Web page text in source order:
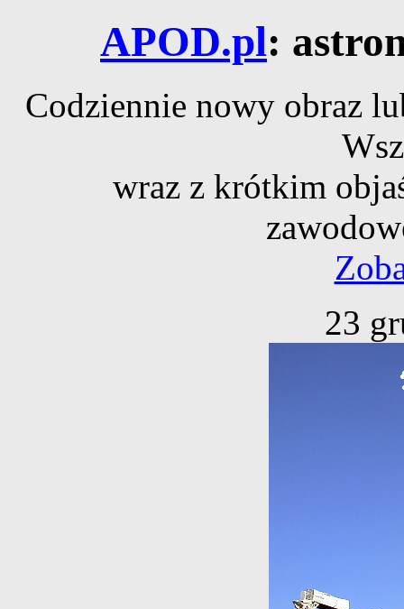
APOD.pl:
Codziennie nowy obraz
wraz z krótkim
23